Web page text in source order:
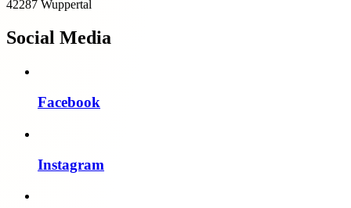
42287 Wuppertal
Social Media
Facebook
Instagram